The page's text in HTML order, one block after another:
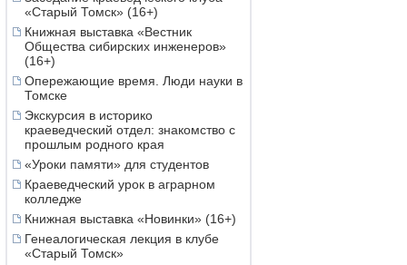
«Старый Томск» (16+)
Книжная выставка «Вестник
Общества сибирских инженеров»
(16+)
Опережающие время. Люди науки в
Томске
Экскурсия в историко
краеведческий отдел: знакомство с
прошлым родного края
«Уроки памяти» для студентов
Краеведческий урок в аграрном
колледже
Книжная выставка «Новинки» (16+)
Генеалогическая лекция в клубе
«Старый Томск»